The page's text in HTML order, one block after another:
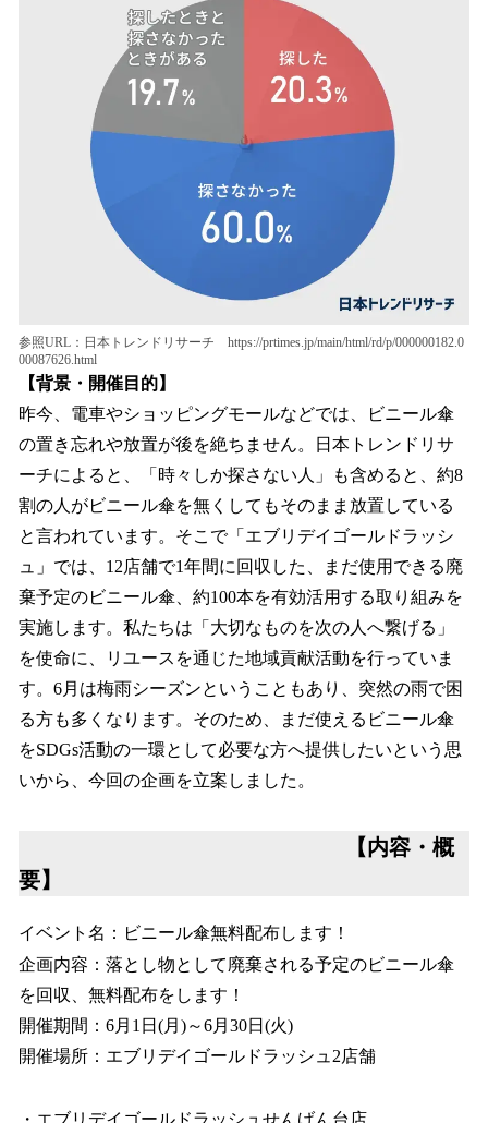
参照URL：日本トレンドリサーチ https://prtimes.jp/main/html/rd/p/000000182.0
00087626.html
【背景・開催目的】
昨今、電車やショッピングモールなどでは、ビニール傘
の置き忘れや放置が後を絶ちません。日本トレンドリサ
ーチによると、「時々しか探さない人」も含めると、約8
割の人がビニール傘を無くしてもそのまま放置している
と言われています。そこで「エブリデイゴールドラッシ
ュ」では、12店舗で1年間に回収した、まだ使用できる廃
棄予定のビニール傘、約100本を有効活用する取り組みを
実施します。私たちは「大切なものを次の人へ繋げる」
を使命に、リユースを通じた地域貢献活動を行っていま
す。6月は梅雨シーズンということもあり、突然の雨で困
る方も多くなります。そのため、まだ使えるビニール傘
をSDGs活動の一環として必要な方へ提供したいという思
いから、今回の企画を立案しました。
【内容・概
要】
イベント名：ビニール傘無料配布します！
企画内容：落とし物として廃棄される予定のビニール傘
を回収、無料配布をします！
開催期間：6月1日(月)～6月30日(火)
開催場所：エブリデイゴールドラッシュ2店舗
・エブリデイゴールドラッシュせんげん台店